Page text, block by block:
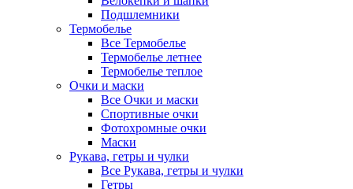
Подшлемники
Термобелье
Все Термобелье
Термобелье летнее
Термобелье теплое
Очки и маски
Все Очки и маски
Спортивные очки
Фотохромные очки
Маски
Рукава, гетры и чулки
Все Рукава, гетры и чулки
Гетры